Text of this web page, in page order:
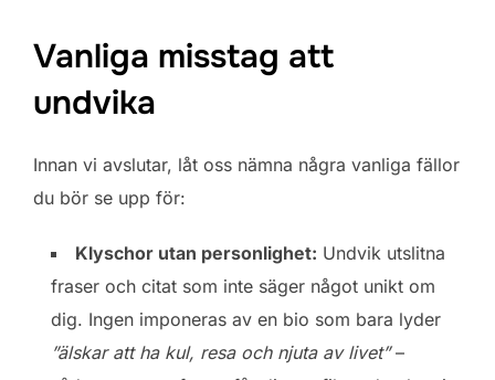
Vanliga misstag att
undvika
Innan vi avslutar, låt oss nämna några vanliga fällor
du bör se upp för:
Klyschor utan personlighet: Undvik utslitna
fraser och citat som inte säger något unikt om
dig. Ingen imponeras av en bio som bara lyder
”älskar att ha kul, resa och njuta av livet”–